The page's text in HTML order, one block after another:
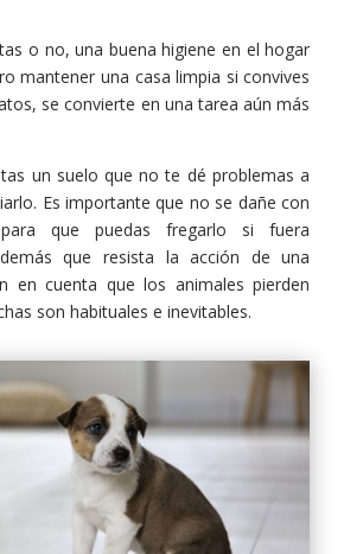
o no, una buena higiene en el hogar
mantener una casa limpia si convives
se convierte en una tarea aún más
un suelo que no te dé problemas a
Es importante que no se dañe con
que puedas fregarlo si fuera
que resista la acción de una
en cuenta que los animales pierden
son habituales e inevitables.